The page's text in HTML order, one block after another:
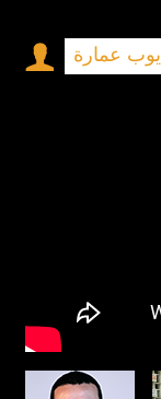
أيوب عمارة